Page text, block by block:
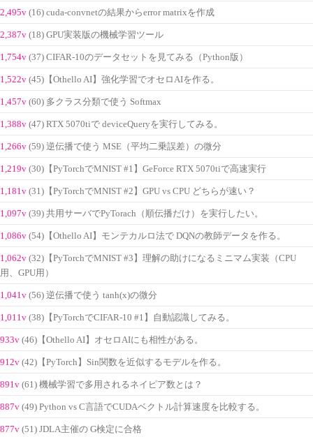
2,495v (16) cuda-convnetの結果からerror matrixを作成
2,387v (18) GPU実装版の機械学習ツール
1,754v (37) CIFAR-10のデータセットを見てみる（Python版）
1,522v (45)【Othello AI】強化学習でオセロAIを作る。
1,457v (60) 多クラス分類で使う Softmax
1,388v (47) RTX 5070tiで deviceQueryを実行してみる。
1,266v (59) 逆伝播で使う MSE（平均二乗誤差）の微分
1,219v (30)【PyTorchでMNIST #1】GeForce RTX 5070tiで高速実行
1,181v (31)【PyTorchでMNIST #2】GPU vs CPU どちらが速い？
1,097v (39) 共用サーバでPyTorach（順伝播だけ）を実行したい。
1,086v (54)【Othello AI】モンテカルロ法で DQNの教師データを作る。
1,062v (32)【PyTorchでMNIST #3】理解の助けになるミニマム実装（CPU
用、GPU用）
1,041v (56) 逆伝播で使う tanh(x)の微分
1,011v (38)【PyTorchでCIFAR-10 #1】自動認識してみる。
933v (46)【Othello AI】オセロAIにも相性がある。
912v (42)【PyTorch】Sin関数を近似するモデルを作る。
891v (61) 機械学習で多用されるネイピア数とは？
887v (49) Python vs C言語でCUDAベクトル計算速度を比較する。
877v (51) JDLA主催の G検定に合格